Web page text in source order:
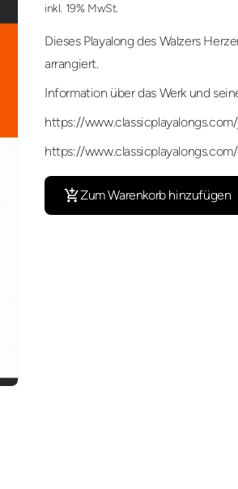
inkl. 19% MwSt.
Dieses Playalong des Walzers
arrangiert.
Information über das Werk und
https://
https://
Zum Warenkorb hinzufügen